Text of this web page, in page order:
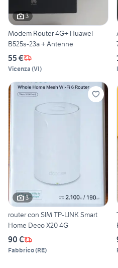
3
Modem Router 4G+ Huawei
B525s-23a + Antenne
55 €
Vicenza (VI)
3
router con SIM TP-LINK Smart
Home Deco X20 4G
90 €
Fabbrico(RE)